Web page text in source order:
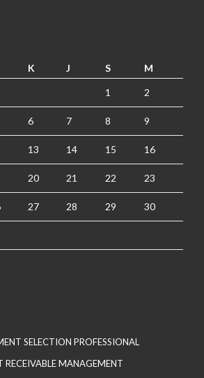
K J S M
1 2
6 7 8 9
13 14 15 16
20 21 22 23
27 28 29 30
SELECTION PROFESSIONAL
MANAGEMENT